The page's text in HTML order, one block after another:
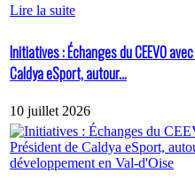
Lire la suite
Initiatives : Échanges du CEEVO
Caldya eSport, autour...
10 juillet 2026